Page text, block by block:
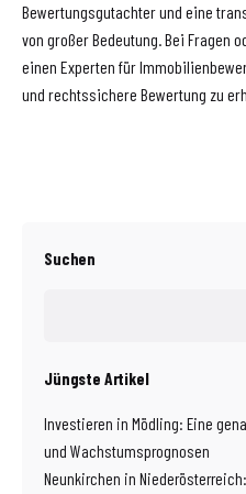
Bewertungsgutachter und eine
von großer Bedeutung. Bei Fragen
einen Experten für
und rechtssichere Bewertung zu
Suchen
Jüngste Artikel
Investieren in Mödling: Eine
und Wachstumsprognosen
Neunkirchen in